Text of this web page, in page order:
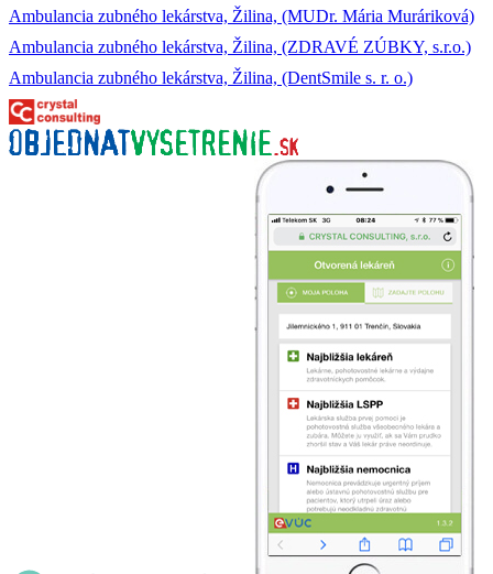
Ambulancia zubného lekárstva, Žilina, (MUDr. Mária Muráriková)
Ambulancia zubného lekárstva, Žilina, (ZDRAVÉ ZÚBKY, s.r.o.)
Ambulancia zubného lekárstva, Žilina, (DentSmile s. r. o.)